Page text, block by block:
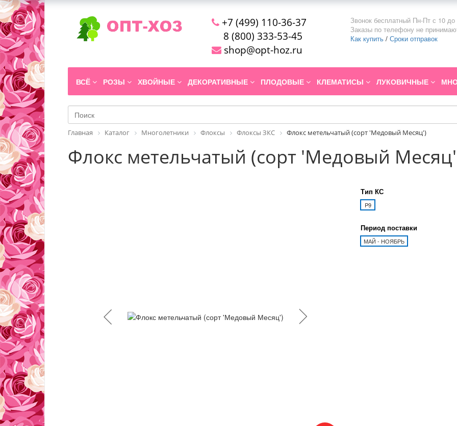
+7 (499) 110-36-37
8 (800) 333-53-45
shop@opt-hoz.ru
Звонок бесплатный Пн-Пт с 10 до
Заказы по телефону не
Как купить / Сроки отправок
ВСЁ РОЗЫ ХВОЙНЫЕ ДЕКОРАТИВНЫЕ ПЛОДОВЫЕ КЛЕМАТИСЫ ЛУКОВИЧНЫЕ
Главная Каталог Многолетники Флоксы Флоксы ЗКС Флокс метельчатый (сорт 'Медовый Месяц')
Флокс метельчатый (сорт 'Медовый
Тип КС
P9
Период поставки
МАЙ - НОЯБРЬ